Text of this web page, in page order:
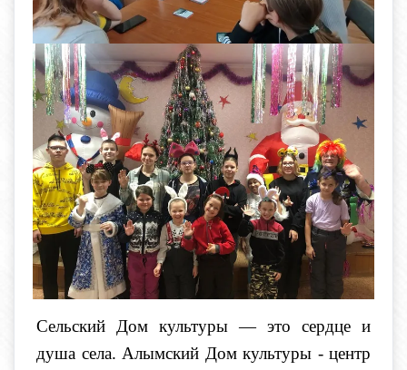
Сельский Дом культуры — это сердце и
душа села. Алымский Дом культуры - центр